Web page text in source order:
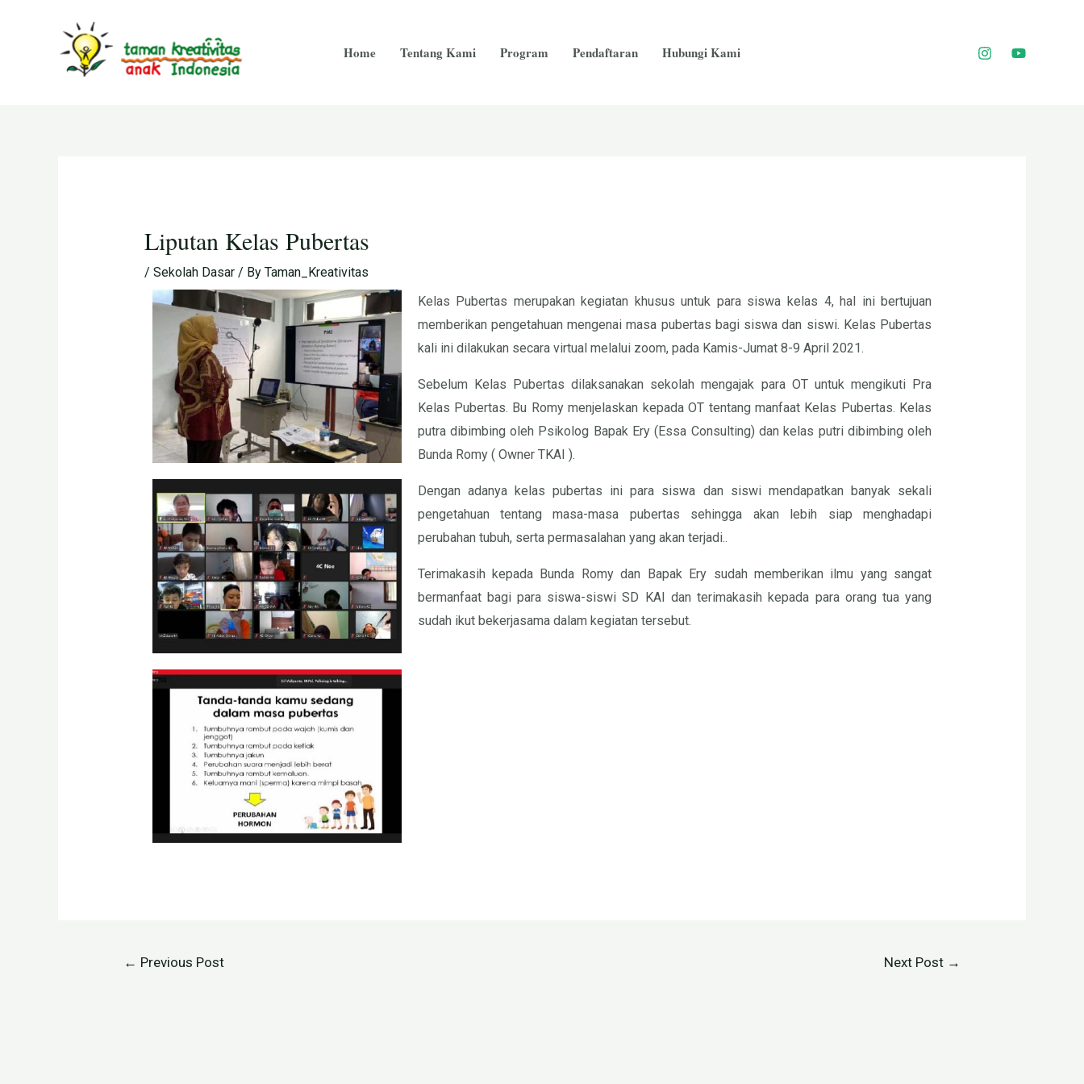
Home Tentang Kami Program Pendaftaran Hubungi Kami
Liputan Kelas Pubertas
/ Sekolah Dasar/ By Taman_Kreativitas
Kelas Pubertas merupakan kegiatan khusus untuk para siswa kelas 4, hal ini bertujuan
memberikan pengetahuan mengenai masa pubertas bagi siswa dan siswi. Kelas Pubertas
kali ini dilakukan secara virtual melalui zoom, pada Kamis-Jumat 8-9 April 2021.
Sebelum Kelas Pubertas dilaksanakan sekolah mengajak para OT untuk mengikuti Pra
Kelas Pubertas. Bu Romy menjelaskan kepada OT tentang manfaat Kelas Pubertas. Kelas
putra dibimbing oleh Psikolog Bapak Ery (Essa Consulting) dan kelas putri dibimbing oleh
Bunda Romy ( Owner TKAI ).
Dengan adanya kelas pubertas ini para siswa dan siswi mendapatkan banyak sekali
pengetahuan tentang masa-masa pubertas sehingga akan lebih siap menghadapi
perubahan tubuh, serta permasalahan yang akan terjadi..
Terimakasih kepada Bunda Romy dan Bapak Ery sudah memberikan ilmu yang sangat
bermanfaat bagi para siswa-siswi SD KAI dan terimakasih kepada para orang tua yang
sudah ikut bekerjasama dalam kegiatan tersebut.
navigation
← Previous Post Next Post →